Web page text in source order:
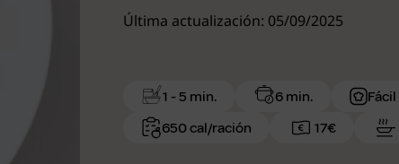
Última actualización: 05/09/2025
1 - 5 min. 6 min. Fácil
650 cal/ración
17€